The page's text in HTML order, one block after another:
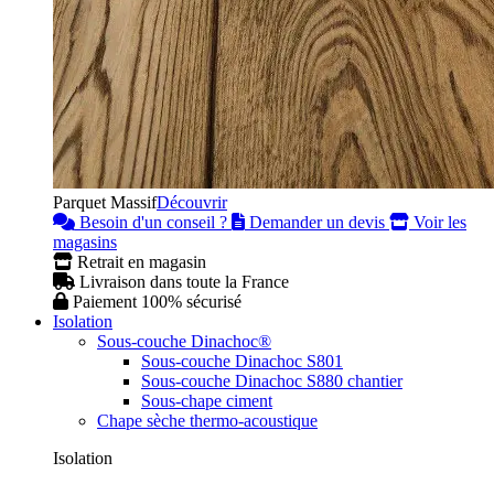
Parquet MassifDécouvrir
Besoin d'un conseil ?
Demander un devis
Voir les
magasins
Retrait en magasin
Livraison dans toute la France
Paiement 100% sécurisé
Isolation
Sous-couche Dinachoc®
Sous-couche Dinachoc S801
Sous-couche Dinachoc S880 chantier
Sous-chape ciment
Chape sèche thermo-acoustique
Isolation